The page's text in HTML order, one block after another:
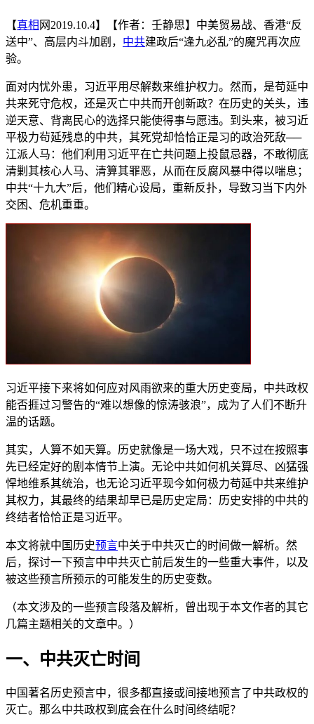
【真相 网2019.10.4】【作者：壬静思】中美贸易战、香港“反
送中”、高层内斗加剧， 中共建政后“逢九必乱”的魔咒再次应
验。
面对内忧外患，习近平用尽解数来维护权力。然而，是苟延中
共来死守危权，还是灭亡中共而开创新政？在历史的关头，违
逆天意、背离民心的选择只能使得事与愿违。到头来，被习近
平极力茍延残息的中共，其死党却恰恰正是习的政治死敌──
江派人马：他们利用习近平在亡共问题上投鼠忌器，不敢彻底
清剿其核心人马、清算其罪恶，从而在反腐风暴中得以喘息；
中共“十九大”后，他们精心设局，重新反扑，导致习当下内外
交困、危机重重。
习近平接下来将如何应对风雨欲来的重大历史变局，中共政权
能否捱过习警告的“难以想像的惊涛骇浪”，成为了人们不断升
温的话题。
其实，人算不如天算。历史就像是一场大戏，只不过在按照事
先已经定好的剧本情节上演。无论中共如何机关算尽、凶猛强
悍地维系其统治，也无论习近平现今如何极力苟延中共来维护
其权力，其最终的结果却早已是历史定局：历史安排的中共的
终结者恰恰正是习近平。
本文将就中国历史预言中关于中共灭亡的时间做一解析。然
后，探讨一下预言中中共灭亡前后发生的一些重大事件，以及
被这些预言所预示的可能发生的历史变数。
（本文涉及的一些预言段落及解析，曾出现于本文作者的其它
几篇主题相关的文章中。）
一、中共灭亡时间
中国著名历史预言中，很多都直接或间接地预言了中共政权的
灭亡。那么中共政权到底会在什么时间终结呢？